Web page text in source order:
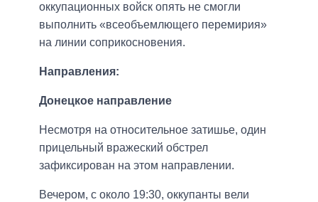
оккупационных войск опять не смогли
выполнить «всеобъемлющего перемирия»
на линии соприкосновения.
Направления:
Донецкое направление
Несмотря на относительное затишье, один
прицельный вражеский обстрел
зафиксирован на этом направлении.
Вечером, с около 19:30, оккупанты вели